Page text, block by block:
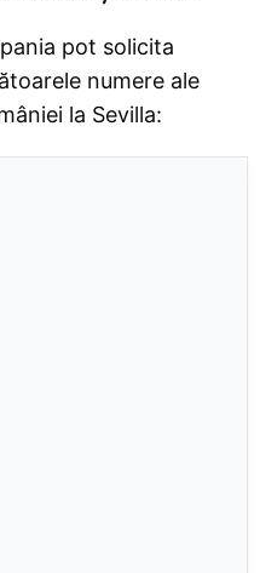
pot solicita
numere ale
la Sevilla: